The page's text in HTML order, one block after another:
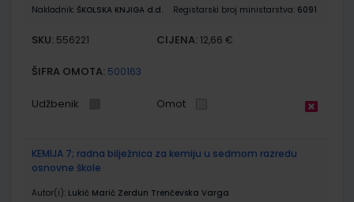
Nakladnik: ŠKOLSKA KNJIGA d.d. Registarski broj ministarstva: 6091
SKU: 556221 CIJENA: 12,66 €
ŠIFRA OMOTA: 500163
Udžbenik Omot
KEMIJA 7; radna bilježnica za kemiju u sedmom razredu
osnovne škole
Autor(i): Lukić Marić Zerdun Trenčevska Varga